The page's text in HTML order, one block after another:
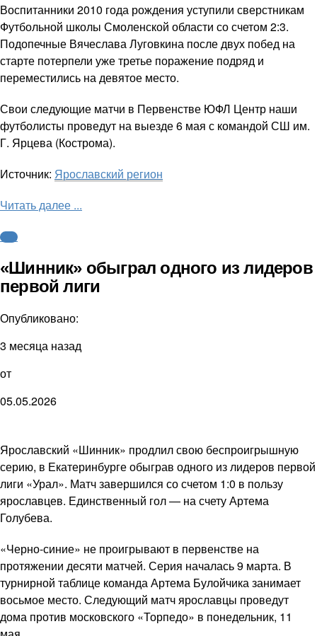
Воспитанники 2010 года рождения уступили сверстникам
Футбольной школы Смоленской области со счетом 2:3.
Подопечные Вячеслава Луговкина после двух побед на
старте потерпели уже третье поражение подряд и
переместились на девятое место.
Свои следующие матчи в Первенстве ЮФЛ Центр наши
футболисты проведут на выезде 6 мая с командой СШ им.
Г. Ярцева (Кострома).
Источник: Ярославский регион
Читать далее ...
ФНЛ
«Шинник» обыграл одного из лидеров
первой лиги
Опубликовано:
3 месяца назад
от
05.05.2026
Ярославский «Шинник» продлил свою беспроигрышную
серию, в Екатеринбурге обыграв одного из лидеров первой
лиги «Урал». Матч завершился со счетом 1:0 в пользу
ярославцев. Единственный гол — на счету Артема
Голубева.
«Черно-синие» не проигрывают в первенстве на
протяжении десяти матчей. Серия началась 9 марта. В
турнирной таблице команда Артема Булойчика занимает
восьмое место. Следующий матч ярославцы проведут
дома против московского «Торпедо» в понедельник, 11